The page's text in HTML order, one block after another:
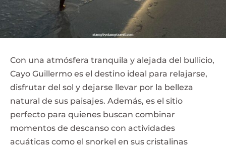
Con una atmósfera tranquila y alejada del bullicio,
Cayo Guillermo es el destino ideal para relajarse,
disfrutar del sol y dejarse llevar por la belleza
natural de sus paisajes. Además, es el sitio
perfecto para quienes buscan combinar
momentos de descanso con actividades
acuáticas como el snorkel en sus cristalinas